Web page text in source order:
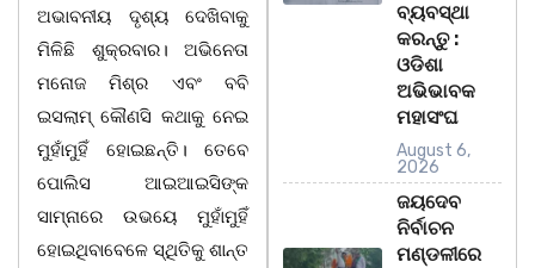
ଅଭାବନୀୟ ଦୃଶ୍ୟ ଦେଖିବାକୁ
ମିଳିଛି ଶୁକ୍ରବାର। ଅଭିନେତା
ମନୋଜ ମିଶ୍ର ଏବଂ ବବି
ଇସଲାମ୍ କୌଣସି କଥାକୁ ନେଇ
ମୁହାଁମୁହିଁ ହୋଇଛନ୍ତି। ତେବେ
ପୋଲିସ ଆଇଆଇସିଙ୍କ
ସାମ୍ନାରେ ଉଭୟେ ମୁହାଁମୁହିଁ
ହୋଇଥିବାବେଳେ ସ୍ଥିତିକୁ ଶାନ୍ତ
ବ୍ୟବସ୍ଥା
କରନ୍ତୁ :
ଓଡିଶା
ଅଭିଭାବକ
ମହାସଂଘ
August 6,
2026
ଜୟଦେବ
ନିର୍ବାଚନ
ମଣ୍ଡଳୀରେ